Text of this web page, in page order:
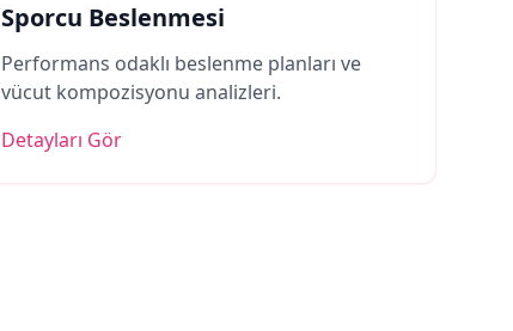
Sporcu Beslenmesi
Performans odaklı beslenme planları ve
vücut kompozisyonu analizleri.
Detayları Gör